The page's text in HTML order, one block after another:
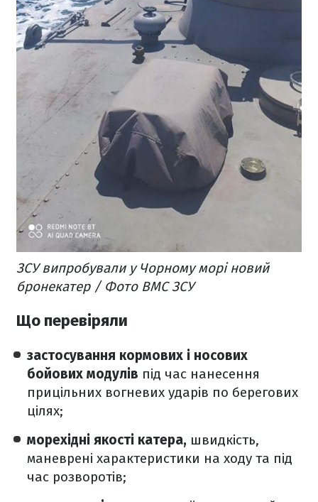
ЗСУ випробували у Чорному морі новий
бронекатер / Фото ВМС ЗСУ
Що перевіряли
застосування кормових і носових
бойових модулів під час нанесення
прицільних вогневих ударів по берегових
цілях;
морехідні якості катера, швидкість,
маневрені характеристики на ходу та під
час розворотів;